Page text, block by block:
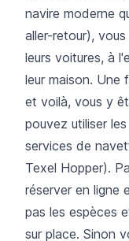
navire moderne
aller-retour),
leurs voitures, à
leur maison. Une
et voilà, vous y
pouvez utiliser
services de
Texel Hopper).
réserver en ligne
pas les espèces
sur place. Sinon